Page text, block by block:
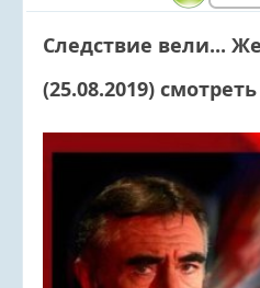
Следствие вели...
(25.08.2019)